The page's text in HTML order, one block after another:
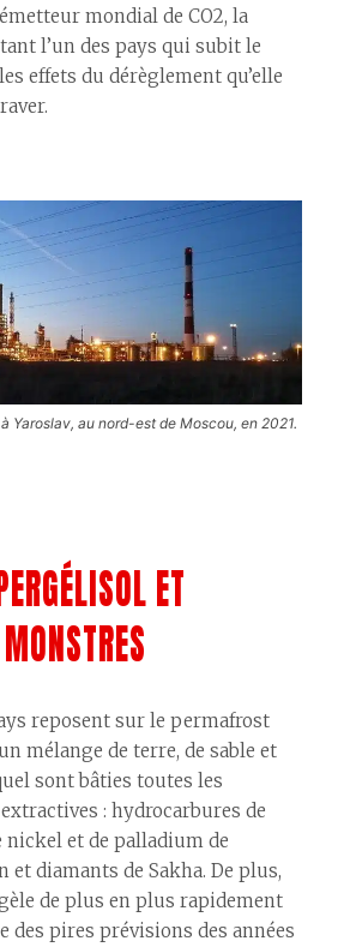
émetteur mondial de CO2, la
l’un des pays qui subit le
effets du dérèglement qu’elle
Yaroslav, au nord-est de Moscou, en 2021.
ET
reposent sur le permafrost
mélange de terre, de sable et
sont bâties toutes les
: hydrocarbures de
nickel et de palladium de
et diamants de Sakha. De plus,
de plus en plus rapidement
des pires prévisions des années